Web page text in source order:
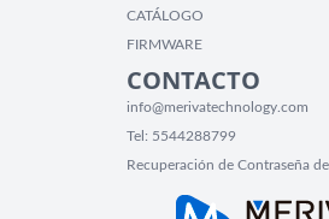
CATÁLOGO
FIRMWARE
CONTACTO
info@merivatechnology.com
Tel: 5544288799
Recuperación de Contraseña